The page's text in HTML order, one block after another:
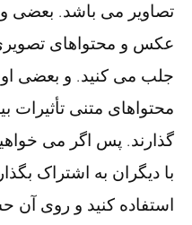
تصاویر می باشد. بعضی
عکس و محتواهای
جلب می کنید. و بعضی
محتواهای متنی
گذارند. پس اگر می
با دیگران به اشتراک
استفاده کنید و روی آن